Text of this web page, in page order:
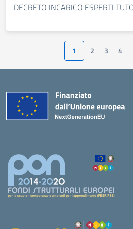
DECRETO INCARICO ESPERTI
1 2 3 4